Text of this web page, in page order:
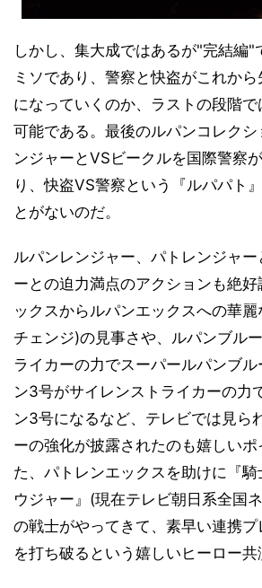
しかし、集大成ではあるが"完結編"
ミソであり、警察と快盗がこれか
になっていくのか、ラストの段階
可能である。最後のルパンコレク
ンジャーとVSビークルを国際警察
り、快盗VS警察という『ルパパト
とがないのだ。
ルパンレンジャー、パトレンジャー
ーとの迫力満点のアクションも絶
ックスからルパンエックスへの華
チェンジ)の見事さや、ルパンブル
ライカーの力でスーパールパンブ
ン3号がサイレンストライカーの力
ン3号になるなど、テレビでは見ら
ーの強化が披露されたのも嬉しいポ
た、パトレンエックスを助けに『
ウジャー』(現在テレビ朝日系全国
の戦士がやってきて、素早い連携
を打ち破るという嬉しいヒーロー共